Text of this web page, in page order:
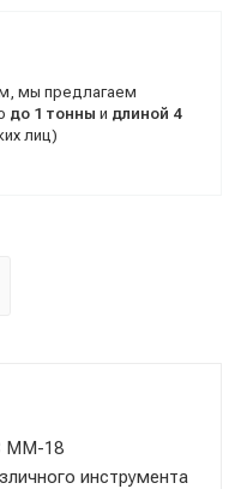
мы предлагаем
до 1 тонны и длиной 4
лиц)
ММ-18
инструмента